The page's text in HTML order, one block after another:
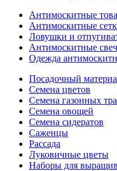
Антимоскитные
Антимоскитные
Ловушки и
Антимоскитные
Одежда
Посадочный
Семена цветов
Семена газонных
Семена овощей
Семена сидератов
Саженцы
Рассада
Луковичные цветы
Наборы для